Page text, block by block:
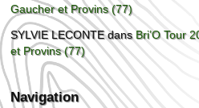
Gaucher et Provins (77)
SYLVIE LECONTEdansBri’O Tour
et Provins (77)
Navigation